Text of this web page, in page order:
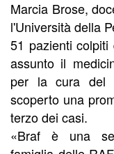
Marcia Brose,
l'Università della
51 pazienti
assunto il
per la cura del
scoperto una
terzo dei casi.
«Braf è una